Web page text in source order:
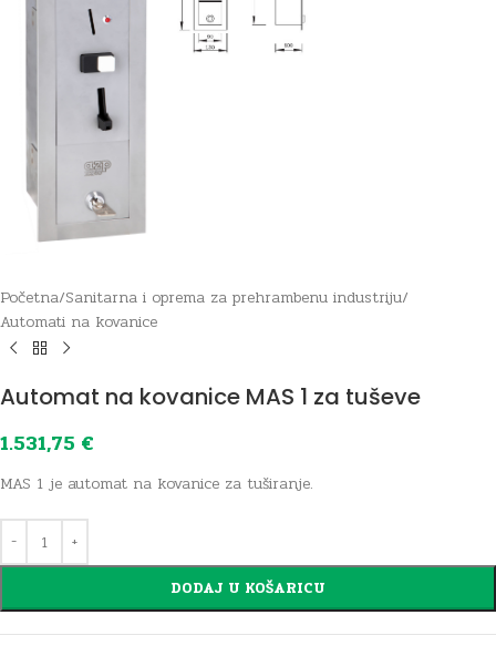
Početna/Sanitarna i oprema za prehrambenu industriju/
Automati na kovanice
Automat na kovanice MAS 1 za tuševe
1.531,75 €
MAS 1 je automat na kovanice za tuširanje.
DODAJ U KOŠARICU